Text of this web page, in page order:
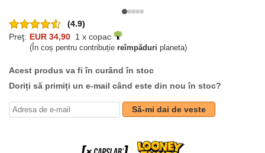
(4.9)
Preţ: EUR 34,90 1 x copac
(În coș pentru contribuție reîmpăduri planeta)
Acest produs va fi în curând în stoc
Doriți să primiți un e-mail când este din nou în stoc?
Să-mi dai de veste